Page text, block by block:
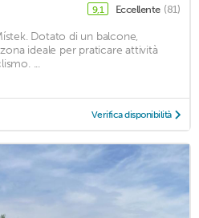
9,1 Eccellente (81)
Dotato di un balcone,
ideale per praticare attività
...
Verifica disponibilità